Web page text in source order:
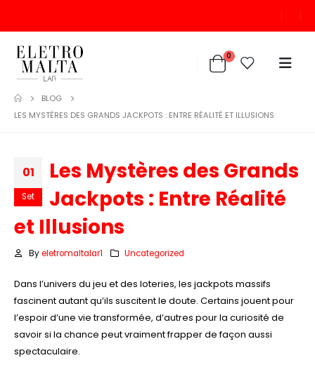
0
BLOG
LES MYSTÈRES DES GRANDS JACKPOTS : ENTRE RÉALITÉ ET ILLUSIONS
01
Set
Les Mystères des Grands
Jackpots : Entre Réalité
et Illusions
By eletromaltalar1 Uncategorized
Dans l’univers du jeu et des loteries, les jackpots massifs
fascinent autant qu’ils suscitent le doute. Certains jouent pour
l’espoir d’une vie transformée, d’autres pour la curiosité de
savoir si la chance peut vraiment frapper de façon aussi
spectaculaire.